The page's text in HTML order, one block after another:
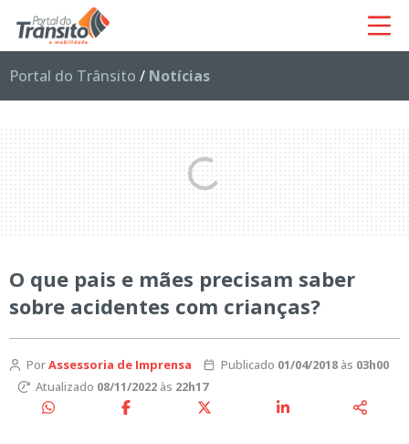
Portal do Trânsito / Notícias
O que pais e mães precisam saber
sobre acidentes com crianças?
PorAssessoria de Imprensa Publicado 01/04/2018às 03h00
Atualizado 08/11/2022às 22h17